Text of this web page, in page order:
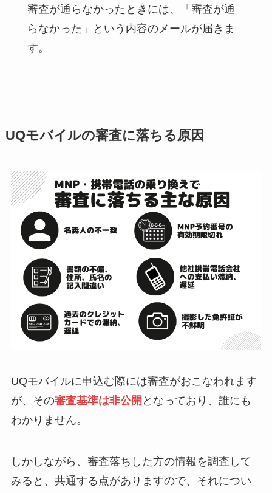
審査が通らなかったときには、「審査が通
らなかった」という内容のメールが届きま
す。
UQモバイルの審査に落ちる原因
UQモバイルに申込む際には審査がおこなわれます
が、その審査基準は非公開 となっており、誰にも
わかりません。
しかしながら、審査落ちした方の情報を調査して
みると、共通する点がありますので、それについ